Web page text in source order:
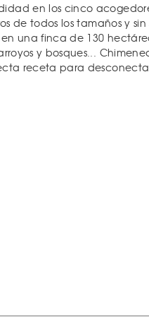
en los cinco
de todos los tamaños y
una finca de 130
y bosques...
receta para